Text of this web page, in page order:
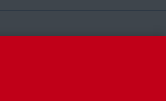
bira ih 90 posto